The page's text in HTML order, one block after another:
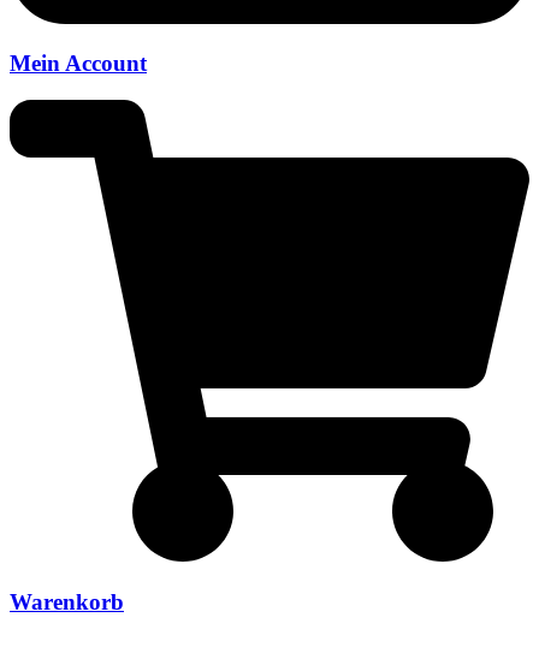
Mein Account
Warenkorb